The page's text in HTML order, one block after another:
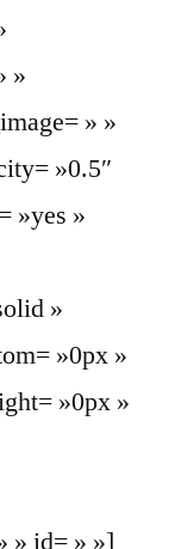
»
» »
»0.5″
»yes »
»
»0px »
»0px »
» id= » »]